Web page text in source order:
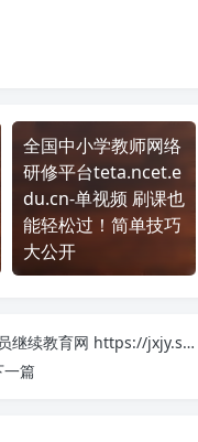
全国中小学教师网络
研修平台teta.ncet.e
du.cn-单视频 刷课也
能轻松过！简单技巧
大公开
西南医科大学专业技术人员继续教育网 https://jxjy.swmu.edu.cn/web/index 课程学习无压力！教你高效刷题技巧
一篇